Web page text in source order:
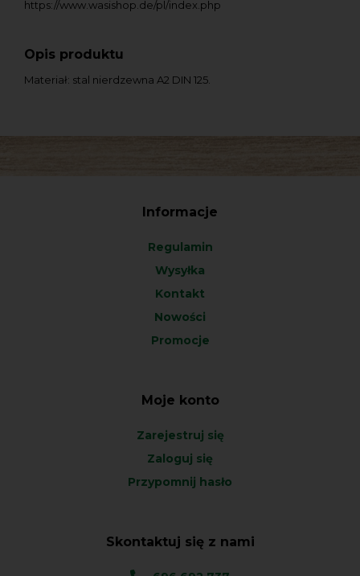
https://www.wasishop.de/pl/index.php
Opis produktu
Materiał: stal nierdzewna A2 DIN 125.
Informacje
Regulamin
Wysyłka
Kontakt
Nowości
Promocje
Moje konto
Zarejestruj się
Zaloguj się
Przypomnij hasło
Skontaktuj się z nami